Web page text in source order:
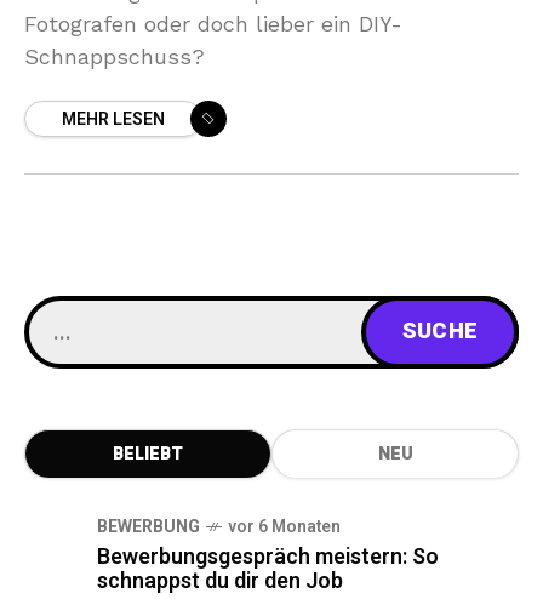
Fotografen oder doch lieber ein DIY-
Schnappschuss?
MEHR LESEN
BELIEBT NEU
BEWERBUNG vor 6 Monaten
Bewerbungsgespräch meistern: So
schnappst du dir den Job